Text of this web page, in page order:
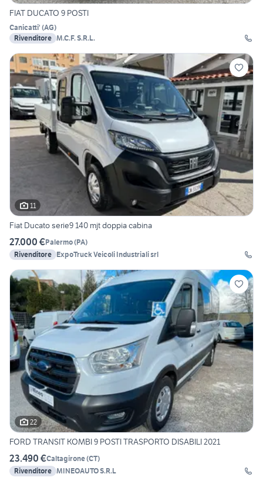
FIAT DUCATO 9 POSTI
Canicatti' (AG)
Rivenditore M.C.F. S.R.L.
11
Fiat Ducato serie9 140 mjt doppia cabina
27.000 €Palermo(PA)
Rivenditore ExpoTruck Veicoli Industriali srl
22
FORD TRANSIT KOMBI 9 POSTI TRASPORTO DISABILI 2021
23.490 €Caltagirone(CT)
Rivenditore MINEOAUTO S.R.L